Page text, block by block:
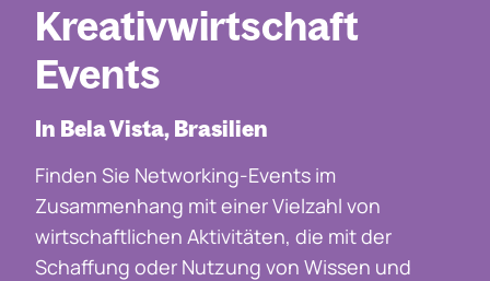
Kreativwirtschaft
Events
In Bela Vista, Brasilien
Finden Sie Networking-Events im
Zusammenhang mit einer Vielzahl von
wirtschaftlichen Aktivitäten, die mit der
Schaffung oder Nutzung von Wissen und